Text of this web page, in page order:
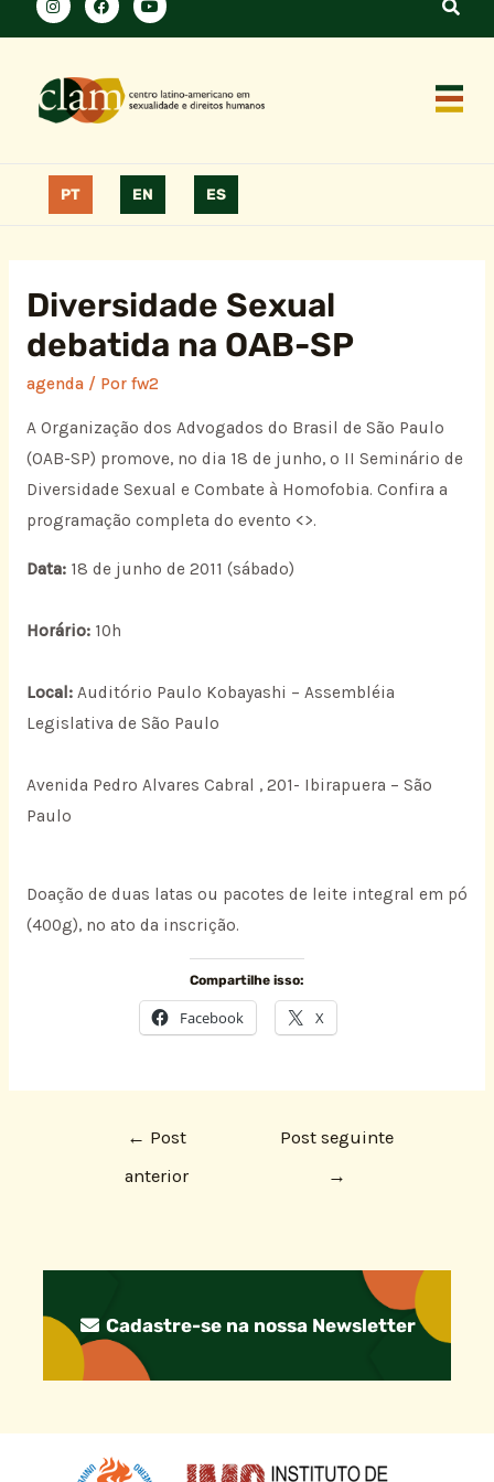
PT EN ES
Diversidade Sexual
debatida na OAB-SP
agenda/ Por fw2
A Organização dos Advogados do Brasil de São Paulo
(OAB-SP) promove, no dia 18 de junho, o II Seminário de
Diversidade Sexual e Combate à Homofobia. Confira a
programação completa do evento <>.
Data:18 de junho de 2011 (sábado)
Horário:10h
Local:Auditório Paulo Kobayashi – Assembléia
Legislativa de São Paulo
Avenida Pedro Alvares Cabral , 201- Ibirapuera – São
Paulo
Doação de duas latas ou pacotes de leite integral em pó
(400g), no ato da inscrição.
Compartilhe isso:
Facebook X
← Post
anterior
Post seguinte
→
Cadastre-se na nossa Newsletter